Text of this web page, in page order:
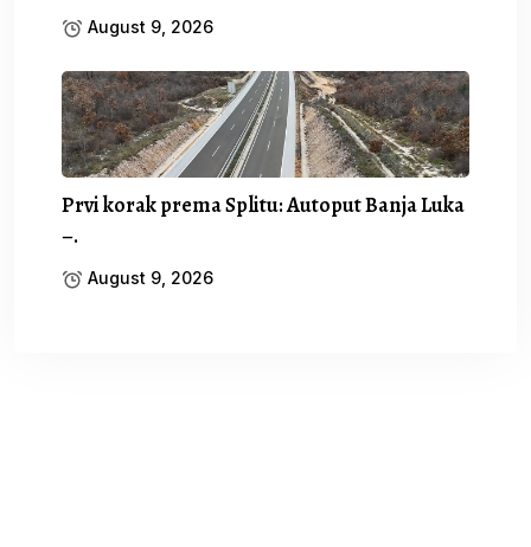
August 9, 2026
Prvi korak prema Splitu: Autoput Banja Luka
–.
August 9, 2026